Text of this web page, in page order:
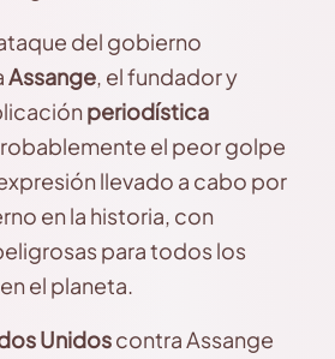
del gobierno
Assange, el fundador y
periodística
el peor golpe
llevado a cabo por
en la historia, con
para todos los
el planeta.
Unidoscontra Assange